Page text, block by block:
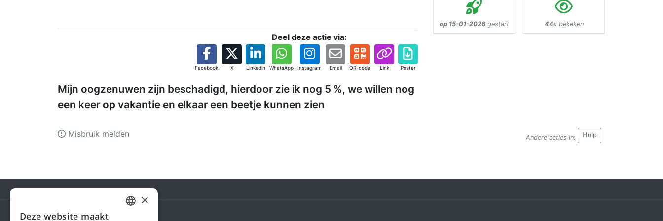
Deel deze actie via:
Facebook X Linkedin WhatsApp Instagram Email QR-code Link Poster
Mijn oogzenuwen zijn beschadigd, hierdoor zie ik nog 5 %, we willen nog
een keer op vakantie en elkaar een beetje kunnen zien
op 15-01-2026gestart 44x bekeken
Andere acties in: Hulp
Misbruik melden
×
Deze website maakt